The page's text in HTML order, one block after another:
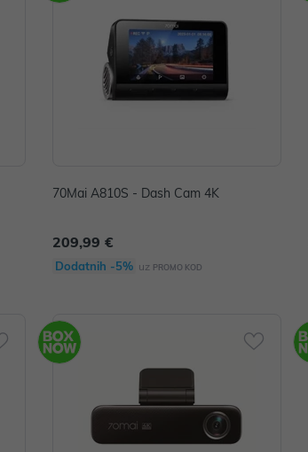
70Mai A810S - Dash Cam 4K
209,99 €
Dodatnih -5% uz PROMO KOD